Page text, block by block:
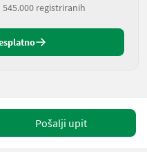
registriranih
Pošalji upit